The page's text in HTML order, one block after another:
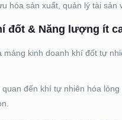
hóa sản xuất, quản lý tài sản
đốt & Năng lượng ít
kinh doanh khí đốt tự
đến khí tự nhiên hóa